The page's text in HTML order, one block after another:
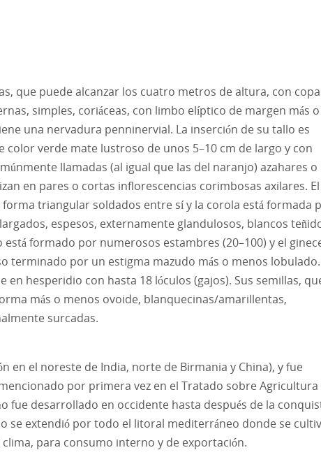
que puede alcanzar los cuatro metros de altura, con copa
simples, coriáceas, con limbo elíptico de margen más o
una nervadura penninervial. La inserción de su tallo es
color verde mate lustroso de unos 5–10 cm de largo y con
llamadas (al igual que las del naranjo) azahares o
en pares o cortas inflorescencias corimbosas axilares. El
forma triangular soldados entre sí y la corola está formada
espesos, externamente glandulosos, blancos
está formado por numerosos estambres (20–100) y el
terminado por un estigma mazudo más o menos lobulado.
hesperidio con hasta 18 lóculos (gajos). Sus semillas,
más o menos ovoide, blanquecinas/amarillentas,
surcadas.
en el noreste de India, norte de Birmania y China), y fue
por primera vez en el Tratado sobre Agricultura
fue desarrollado en occidente hasta después de la
se extendió por todo el litoral mediterráneo donde se
para consumo interno y de exportación.